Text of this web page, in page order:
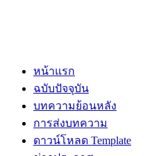
หน้าแรก
ฉบับปัจจุบัน
บทความย้อนหลัง
การส่งบทความ
ดาวน์โหลด Template